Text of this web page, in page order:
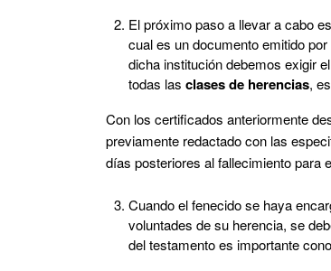
El próximo paso a llevar a cabo
cual es un documento emitido
dicha institución debemos exigir
todas las clases de herencias,
Con los certificados anteriormente
previamente redactado con las
días posteriores al fallecimiento para
Cuando el fenecido se haya
voluntades de su herencia, se
del testamento es importante